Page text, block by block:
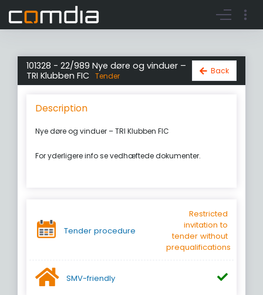
Go to login Register account
101328 - 22/989 Nye døre og vinduer –
TRI Klubben FIC Tender
Back
Description
Nye døre og vinduer – TRI Klubben FIC
For yderligere info se vedhæftede dokumenter.
Tender procedure
Restricted
invitation to
tender without
prequalifications
SMV-friendly